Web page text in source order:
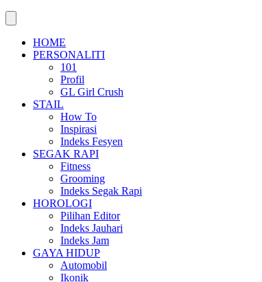
HOME
PERSONALITI
101
Profil
GL Girl Crush
STAIL
How To
Inspirasi
Indeks Fesyen
SEGAK RAPI
Fitness
Grooming
Indeks Segak Rapi
HOROLOGI
Pilihan Editor
Indeks Jauhari
Indeks Jam
GAYA HIDUP
Automobil
Ikonik